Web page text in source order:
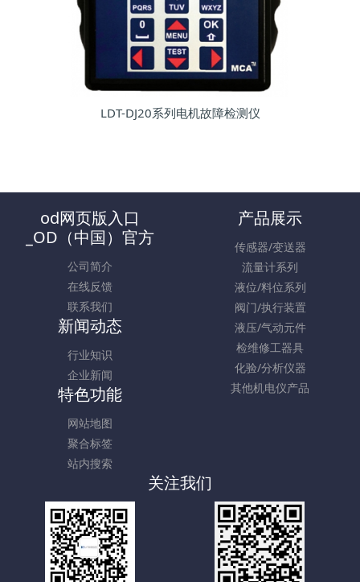
LDT-DJ20系列电机故障检测仪
od网页版入口
_OD（中国）官方
公司简介
在线反馈
联系我们
产品展示
传感器/变送器
流量计系列
液位/料位系列
阀门/执行装置
液压/气动元件
检维修工器具
化验/分析仪器
其他机电仪产品
新闻动态
行业知识
企业新闻
特色功能
网站地图
聚合标签
站内搜索
关注我们